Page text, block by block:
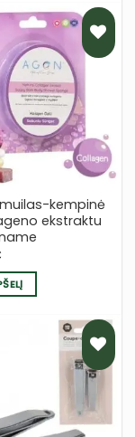
PRIDĖTI
Į NORŲ
SĄRAŠĄ
muilas-kempinė
ekstraktu
Į NORŲ
SĄRAŠĄ